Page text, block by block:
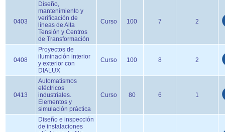
0403
Diseño,
mantenimiento y
verificación de
líneas de Alta
Tensión y Centros
de Transformación
Curso 100 7 2
0408
Proyectos de
iluminación interior
y exterior con
DIALUX
Curso 100 8 2
0413
Automatismos
eléctricos
industriales.
Elementos y
simulación práctica
Curso 80 6 1
Diseño e inspección
de instalaciones